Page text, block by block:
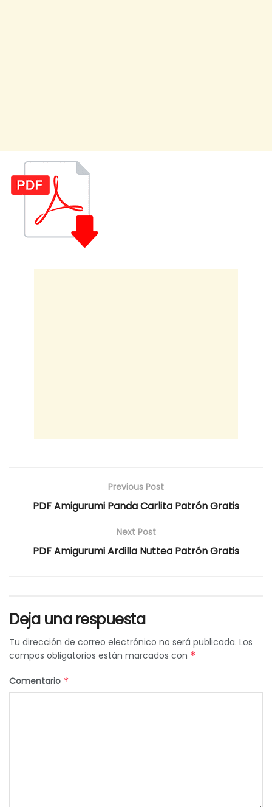
Previous Post
PDF Amigurumi Panda Carlita Patrón Gratis
Next Post
PDF Amigurumi Ardilla Nuttea Patrón Gratis
Deja una respuesta
Tu dirección de correo electrónico no será publicada. Los
campos obligatorios están marcados con *
Comentario *